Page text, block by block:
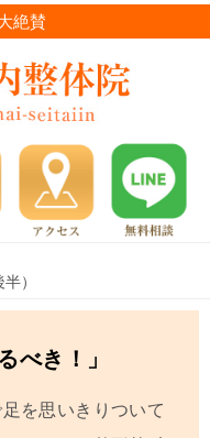
絶賛
）
べき！」
を思いきりついて